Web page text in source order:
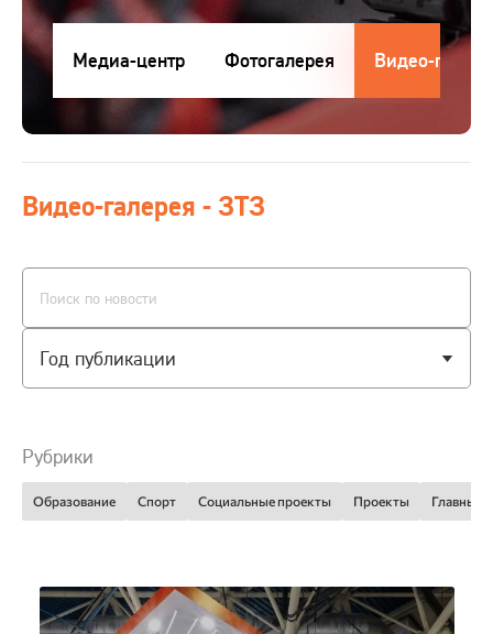
Карьера
Контакты
Клиентам
Поставщикам
Студентам
Интернет-магазин
Проверка сертификата
Все сайты
Обратная связь
Медиа-центр Фотогалерея Видео-
Видео-галерея - ЗТЗ
Год публикации
Рубрики
Образование Спорт Социальные проекты Проекты Главные